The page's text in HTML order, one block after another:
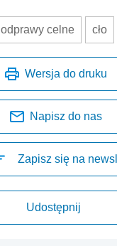
odprawy celne cło
Wersja do druku
Napisz do nas
Zapisz się na
Udostępnij